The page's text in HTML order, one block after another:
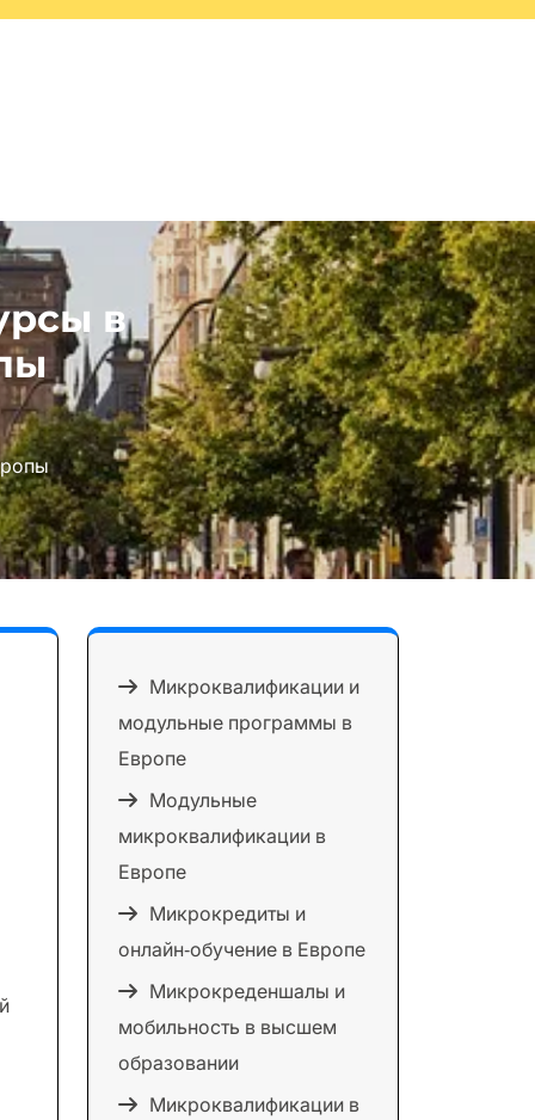
в
Микроквалификации и
модульные программы в
Европе
Модульные
микроквалификации в
Европе
Микрокредиты и
онлайн‑обучение в Европе
Микрокреденшалы и
мобильность в высшем
образовании
Микроквалификации в